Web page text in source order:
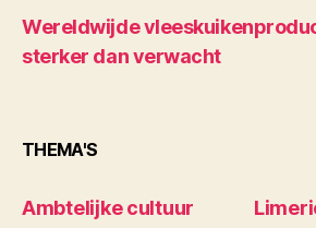
Wereldwijde
sterker dan verwacht
THEMA'S
Ambtelijke cultuur